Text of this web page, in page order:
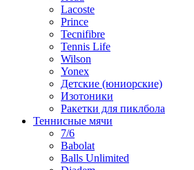
Lacoste
Prince
Tecnifibre
Tennis Life
Wilson
Yonex
Детские (юниорские)
Изотоники
Ракетки для пиклбола
Теннисные мячи
7/6
Babolat
Balls Unlimited